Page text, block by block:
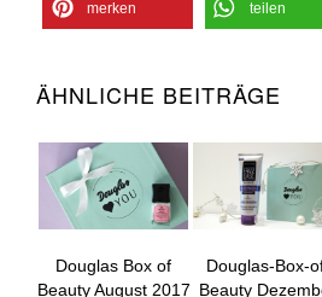
merken teilen
ÄHNLICHE BEITRÄGE
Douglas Box of
Beauty August 2017
Douglas-Box-
Beauty